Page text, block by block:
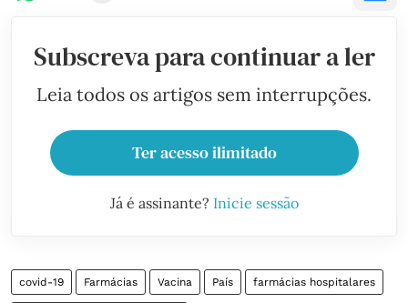
Subscreva para continuar a ler
Leia todos os artigos sem interrupções.
Ter acesso ilimitado
Já é assinante? Inicie sessão
covid-19 Farmácias Vacina País farmácias hospitalares